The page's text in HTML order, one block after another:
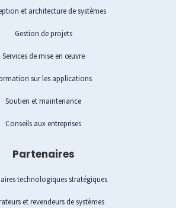
et architecture de systèmes
Gestion de projets
Services de mise en œuvre
sur les applications
Soutien et maintenance
Conseils aux entreprises
Partenaires
technologiques stratégiques
et revendeurs de systèmes